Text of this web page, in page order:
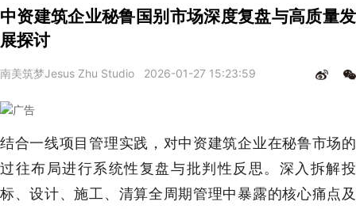
中资建筑企业秘鲁国别市场深度复盘与高质量发
展探讨
南美筑梦Jesus Zhu Studio 2026-01-27 15:23:59
结合一线项目管理实践，对中资建筑企业在秘鲁市场的
过往布局进行系统性复盘与批判性反思。深入拆解投
标、设计、施工、清算全周期管理中暴露的核心痛点及